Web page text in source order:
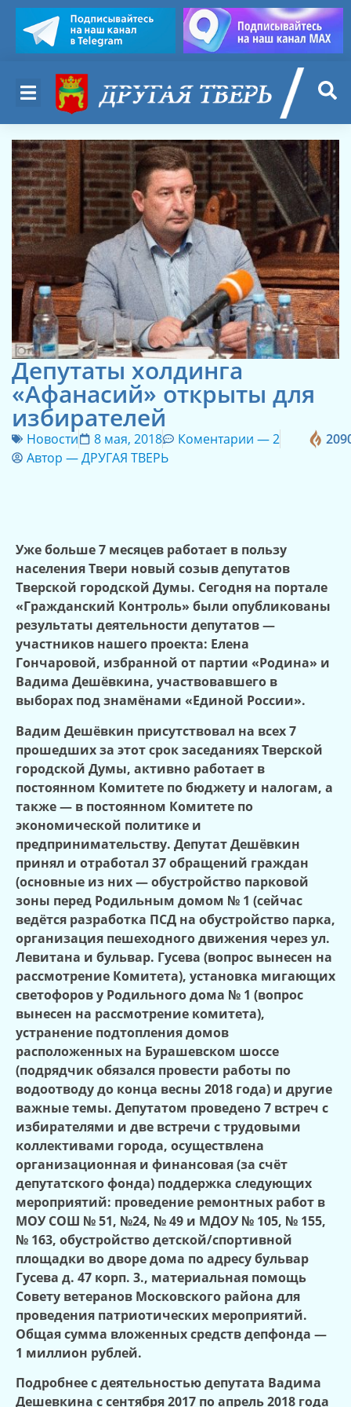
Депутаты холдинга
«Афанасий» открыты для
избирателей
Новости 8 мая, 2018 Коментарии —2
Автор —ДРУГАЯ ТВЕРЬ
Уже больше 7 месяцев работает в пользу
населения Твери новый созыв депутатов
Тверской городской Думы. Сегодня на портале
«Гражданский Контроль» были опубликованы
результаты деятельности депутатов —
участников нашего проекта: Елена
Гончаровой, избранной от партии «Родина» и
Вадима Дешёвкина, участвовавшего в
выборах под знамёнами «Единой России».
Вадим Дешёвкин присутствовал на всех 7
прошедших за этот срок заседаниях Тверской
городской Думы, активно работает в
постоянном Комитете по бюджету и налогам, а
также — в постоянном Комитете по
экономической политике и
предпринимательству. Депутат Дешёвкин
принял и отработал 37 обращений граждан
(основные из них — обустройство парковой
зоны перед Родильным домом № 1 (сейчас
ведётся разработка ПСД на обустройство парка,
организация пешеходного движения через ул.
Левитана и бульвар. Гусева (вопрос вынесен на
рассмотрение Комитета), установка мигающих
светофоров у Родильного дома № 1 (вопрос
вынесен на рассмотрение комитета),
устранение подтопления домов
расположенных на Бурашевском шоссе
(подрядчик обязался провести работы по
водоотводу до конца весны 2018 года) и другие
важные темы. Депутатом проведено 7 встреч с
избирателями и две встречи с трудовыми
коллективами города, осуществлена
организационная и финансовая (за счёт
депутатского фонда) поддержка следующих
мероприятий: проведение ремонтных работ в
МОУ СОШ № 51, №24, № 49 и МДОУ № 105, № 155,
№ 163, обустройство детской/спортивной
площадки во дворе дома по адресу бульвар
Гусева д. 47 корп. 3., материальная помощь
Совету ветеранов Московского района для
проведения патриотических мероприятий.
Общая сумма вложенных средств депфонда —
1 миллион рублей.
Подробнее с деятельностью депутата Вадима
Дешевкина с сентября 2017 по апрель 2018 года